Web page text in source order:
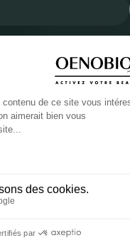
que Cooper(1) traite les
sur ses produits et
rendez-vousici
RCS Melun 399 227 636
Conditions Générales
alimentaires